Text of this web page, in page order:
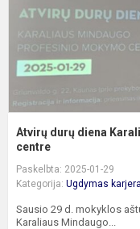
Atvirų durų diena
centre
Paskelbta: 2025-01-29
Kategorija: Ugdymas
Sausio 29 d. mokyklos
Karaliaus Mindaugo...